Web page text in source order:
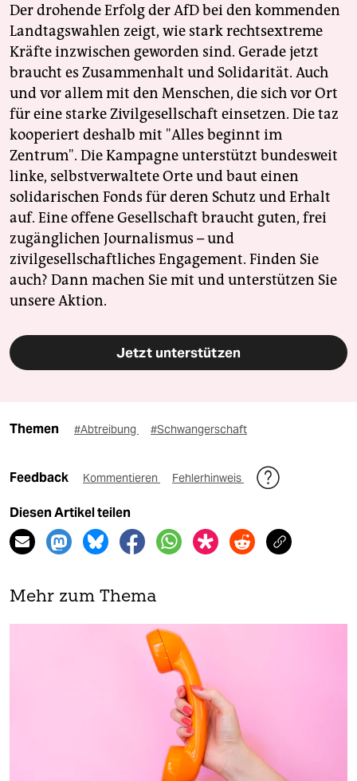
Der drohende Erfolg der AfD bei den kommenden
Landtagswahlen zeigt, wie stark rechtsextreme
Kräfte inzwischen geworden sind. Gerade jetzt
braucht es Zusammenhalt und Solidarität. Auch
und vor allem mit den Menschen, die sich vor Ort
für eine starke Zivilgesellschaft einsetzen. Die taz
kooperiert deshalb mit "Alles beginnt im
Zentrum". Die Kampagne unterstützt bundesweit
linke, selbstverwaltete Orte und baut einen
solidarischen Fonds für deren Schutz und Erhalt
auf. Eine offene Gesellschaft braucht guten, frei
zugänglichen Journalismus – und
zivilgesellschaftliches Engagement. Finden Sie
auch? Dann machen Sie mit und unterstützen Sie
unsere Aktion.
Jetzt unterstützen
Themen #Abtreibung #Schwangerschaft
Feedback Kommentieren Fehlerhinweis
Diesen Artikel teilen
Mehr zum Thema